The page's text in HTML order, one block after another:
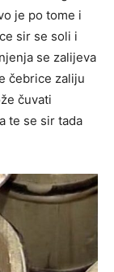
je po tome i
sir se soli i
se zalijeva
čebrice zaliju
čuvati
te se sir tada